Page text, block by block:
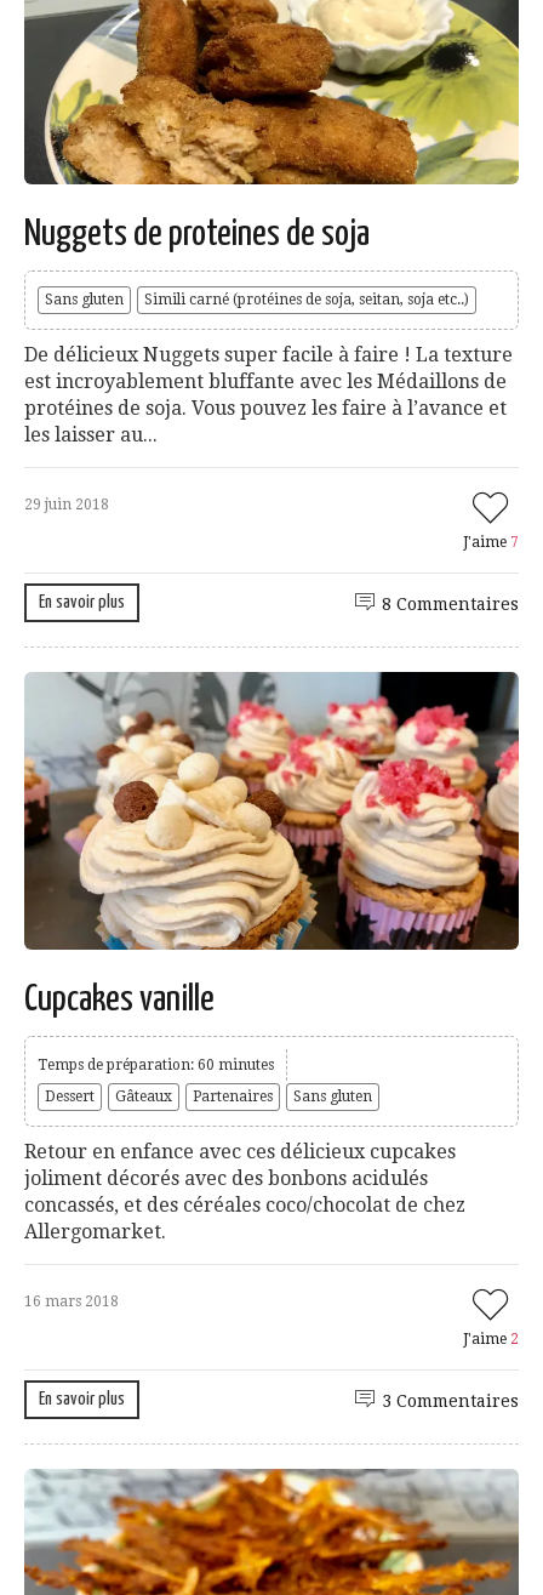
Nuggets de proteines de soja
Sans gluten Simili carné (protéines de soja, seitan, soja etc..)
De délicieux Nuggets super facile à faire ! La texture
est incroyablement bluffante avec les Médaillons de
protéines de soja. Vous pouvez les faire à l’avance et
les laisser au...
29 juin 2018
J'aime 7
En savoir plus 8 Commentaires
Cupcakes vanille
Temps de préparation: 60 minutes
Dessert
Gâteaux Partenaires Sans gluten
Retour en enfance avec ces délicieux cupcakes
joliment décorés avec des bonbons acidulés
concassés, et des céréales coco/chocolat de chez
Allergomarket.
16 mars 2018
J'aime 2
En savoir plus 3 Commentaires